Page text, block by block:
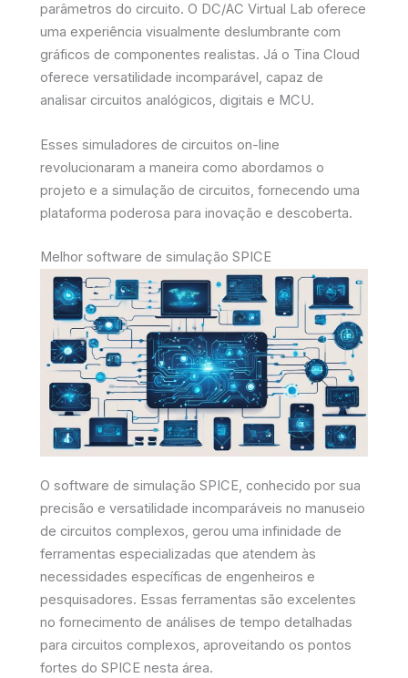
parâmetros do circuito. O DC/AC Virtual Lab oferece
uma experiência visualmente deslumbrante com
gráficos de componentes realistas. Já o Tina Cloud
oferece versatilidade incomparável, capaz de
analisar circuitos analógicos, digitais e MCU.
Esses simuladores de circuitos on-line
revolucionaram a maneira como abordamos o
projeto e a simulação de circuitos, fornecendo uma
plataforma poderosa para inovação e descoberta.
Melhor software de simulação SPICE
O software de simulação SPICE, conhecido por sua
precisão e versatilidade incomparáveis no manuseio
de circuitos complexos, gerou uma infinidade de
ferramentas especializadas que atendem às
necessidades específicas de engenheiros e
pesquisadores. Essas ferramentas são excelentes
no fornecimento de análises de tempo detalhadas
para circuitos complexos, aproveitando os pontos
fortes do SPICE nesta área.